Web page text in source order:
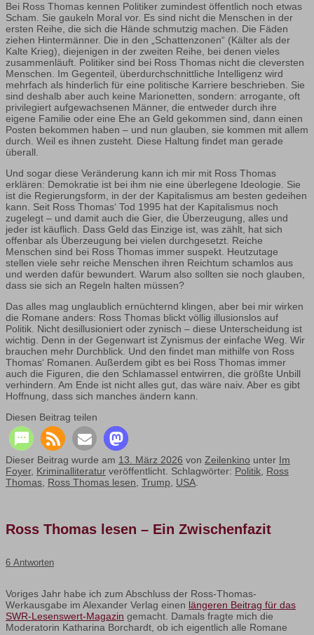
Bei Ross Thomas kennen Politiker zumindest öffentlich noch etwas
Scham. Sie gaukeln Moral vor. Es sind nicht die Menschen in der
ersten Reihe, die sich die Hände schmutzig machen. Die Fäden
ziehen Hintermänner. Die in den „Schattenzonen“ (Kälter als der
Kalte Krieg), diejenigen in der zweiten Reihe, bei denen vieles
zusammenläuft. Politiker sind bei Ross Thomas nicht die cleversten
Menschen. Im Gegenteil, überdurchschnittliche Intelligenz wird
mehrfach als hinderlich für eine politische Karriere beschrieben. Sie
sind deshalb aber auch keine Marionetten, sondern: arrogante, oft
privilegiert aufgewachsenen Männer, die entweder durch ihre
eigene Familie oder eine Ehe an Geld gekommen sind, dann einen
Posten bekommen haben – und nun glauben, sie kommen mit allem
durch. Weil es ihnen zusteht. Diese Haltung findet man gerade
überall.
Und sogar diese Veränderung kann ich mir mit Ross Thomas
erklären: Demokratie ist bei ihm nie eine überlegene Ideologie. Sie
ist die Regierungsform, in der der Kapitalismus am besten gedeihen
kann. Seit Ross Thomas‘ Tod 1995 hat der Kapitalismus noch
zugelegt – und damit auch die Gier, die Überzeugung, alles und
jeder ist käuflich. Dass Geld das Einzige ist, was zählt, hat sich
offenbar als Überzeugung bei vielen durchgesetzt. Reiche
Menschen sind bei Ross Thomas immer suspekt. Heutzutage
stellen viele sehr reiche Menschen ihren Reichtum schamlos aus
und werden dafür bewundert. Warum also sollten sie noch glauben,
dass sie sich an Regeln halten müssen?
Das alles mag unglaublich ernüchternd klingen, aber bei mir wirken
die Romane anders: Ross Thomas blickt völlig illusionslos auf
Politik. Nicht desillusioniert oder zynisch – diese Unterscheidung ist
wichtig. Denn in der Gegenwart ist Zynismus der einfache Weg. Wir
brauchen mehr Durchblick. Und den findet man mithilfe von Ross
Thomas‘ Romanen. Außerdem gibt es bei Ross Thomas immer
auch die Figuren, die den Schlamassel entwirren, die größte Unbill
verhindern. Am Ende ist nicht alles gut, das wäre naiv. Aber es gibt
Hoffnung, dass sich manches ändern kann.
Diesen Beitrag teilen
Dieser Beitrag wurde am 13. März 2026 von Zeilenkino unter Im
Foyer, Kriminalliteratur veröffentlicht. Schlagwörter: Politik, Ross
Thomas, Ross Thomas lesen, Trump, USA.
Ross Thomas lesen – Ein Zwischenfazit
6 Antworten
Voriges Jahr habe ich zum Abschluss der Ross-Thomas-
Werkausgabe im Alexander Verlag einen längeren Beitrag für das
SWR-Lesenswert-Magazin gemacht. Damals fragte mich die
Moderatorin Katharina Borchardt, ob ich eigentlich alle Romane